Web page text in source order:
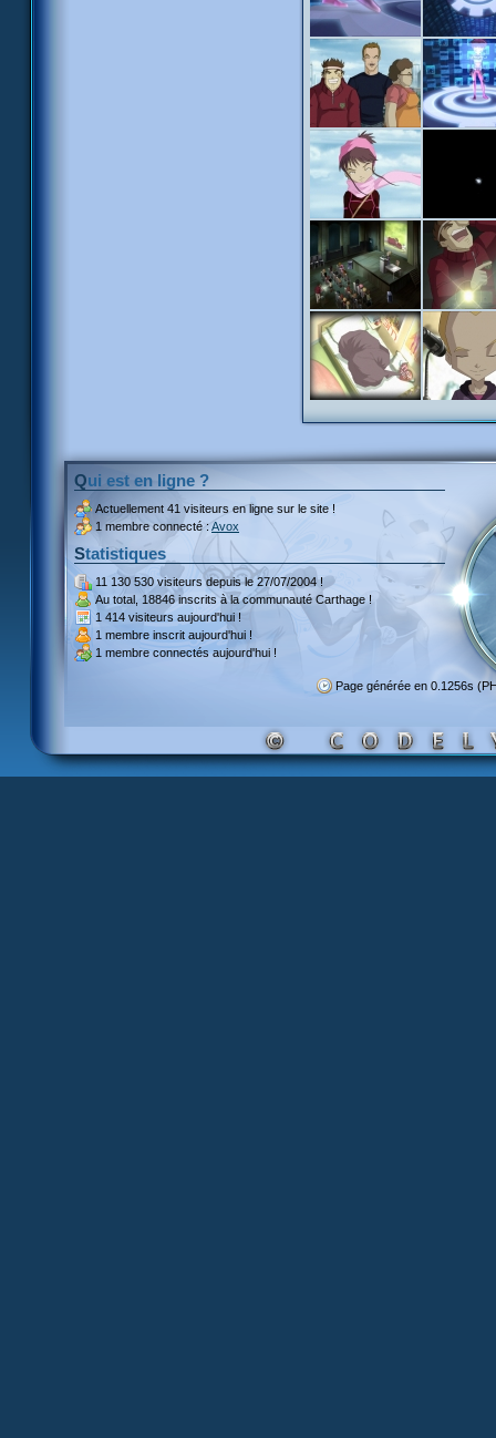
Qui est en ligne ?
Actuellement 41 visiteurs en ligne sur le site !
1 membre connecté :Avox
Statistiques
11 130 530 visiteursdepuis le 27/07/2004 !
Au total, 18846 inscritsà la communauté Carthage !
1 414 visiteurs aujourd'hui !
1 membre inscrit aujourd'hui !
1 membre connectés aujourd'hui !
Page générée en 0.1256s